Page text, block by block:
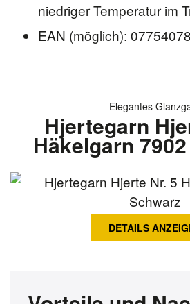
niedriger Temperatur im
EAN (möglich):
Elegantes
Hjertegarn
Häkelgarn
DETAILS